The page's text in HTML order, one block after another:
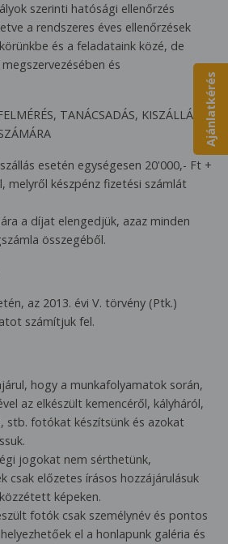
szerinti hatósági ellenőrzés
a rendszeres éves ellenőrzések
és a feladataink közé, de
és
TANÁCSADÁS, KISZÁLLÁSI
esetén egységesen 20'000,- Ft +
melyről készpénz fizetési számlát
a díjat elengedjük, azaz minden
összegéből.
az 2013. évi V. törvény (Ptk.)
számítjuk fel.
hogy a munkafolyamatok során,
az elkészült kemencéről, kályháról,
stb. fotókat készítsünk és azokat
jogokat nem sérthetünk,
csak előzetes írásos hozzájárulásuk
képeken.
fotók csak személynév és pontos
el a honlapunk galéria és
Ajánlatkérés